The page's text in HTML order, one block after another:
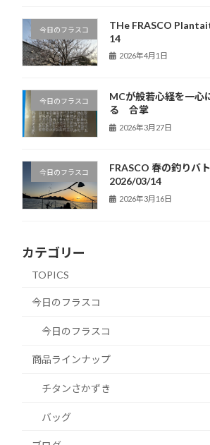
今日のフラスコ
THe FRASCO
14
2026年4月1日
今日のフラスコ
MCが般若心経を一心
る 合掌
2026年3月27日
今日のフラスコ
FRASCO 春の釣りバ
2026/03/14
2026年3月16日
カテゴリー
TOPICS
今日のフラスコ
今日のフラスコ
商品ラインナップ
チタンさかずき
バッグ